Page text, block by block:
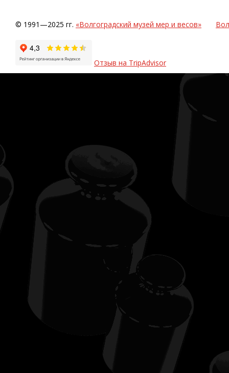
© 1991—2025 гг. «Волгоградский музей мер и весов»
Отзыв на TripAdvisor